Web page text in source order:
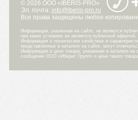
© 2026 ООО «IBERIS-PRO»
Эл. почта: info@iberis-pro.ru
Все права защищены любое
Информация, указанная на сайте, не является
при каких условиях не является публичной офертой.
Информация о технических свойствах и
представленных в каталоге на сайте, могут
Информация о цене товара, указанная в каталоге
сообщение ООО «Иберис Групп» о цене такого